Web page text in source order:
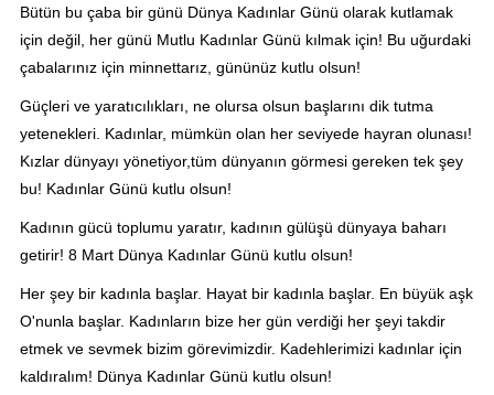
Bütün bu çaba bir günü Dünya Kadınlar Günü olarak kutlamak
için değil, her günü Mutlu Kadınlar Günü kılmak için! Bu uğurdaki
çabalarınız için minnettarız, gününüz kutlu olsun!
Güçleri ve yaratıcılıkları, ne olursa olsun başlarını dik tutma
yetenekleri. Kadınlar, mümkün olan her seviyede hayran olunası!
Kızlar dünyayı yönetiyor,tüm dünyanın görmesi gereken tek şey
bu! Kadınlar Günü kutlu olsun!
Kadının gücü toplumu yaratır, kadının gülüşü dünyaya baharı
getirir! 8 Mart Dünya Kadınlar Günü kutlu olsun!
Her şey bir kadınla başlar. Hayat bir kadınla başlar. En büyük aşk
O'nunla başlar. Kadınların bize her gün verdiği her şeyi takdir
etmek ve sevmek bizim görevimizdir. Kadehlerimizi kadınlar için
kaldıralım! Dünya Kadınlar Günü kutlu olsun!